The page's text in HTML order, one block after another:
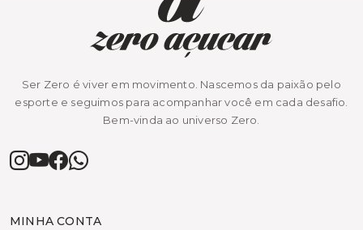
Ser Zero é viver em movimento. Nascemos da paixão pelo
esporte e seguimos para acompanhar você em cada desafio.
Bem-vinda ao universo Zero.
MINHA CONTA